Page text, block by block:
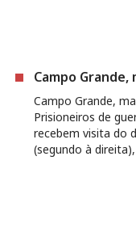
Campo Grande,
Campo Grande,
Prisioneiros de
recebem visita do
(segundo à direita),